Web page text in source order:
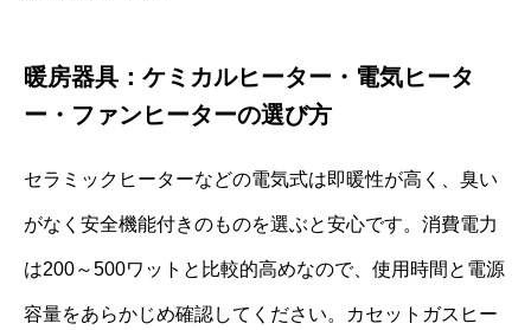
暖房器具：ケミカルヒーター・電気ヒータ
ー・ファンヒーターの選び方
セラミックヒーターなどの電気式は即暖性が高く、臭い
がなく安全機能付きのものを選ぶと安心です。消費電力
は200～500ワットと比較的高めなので、使用時間と電源
容量をあらかじめ確認してください。カセットガスヒー